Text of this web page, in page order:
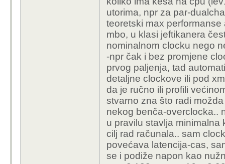
utorima, npr za par-
teoretski max
mbo, u klasi jeftikanera
nominalnom clocku nego
-npr čak i bez promjene
prvog paljenja, tad
detaljne clockove ili pod
da je ručno ili profili
stvarno zna što radi
nekog benča-overclocka..
u pravilu stavlja minimalna
cilj rad računala.. sam
povećava latencija-cas,
se i podiže napon kao